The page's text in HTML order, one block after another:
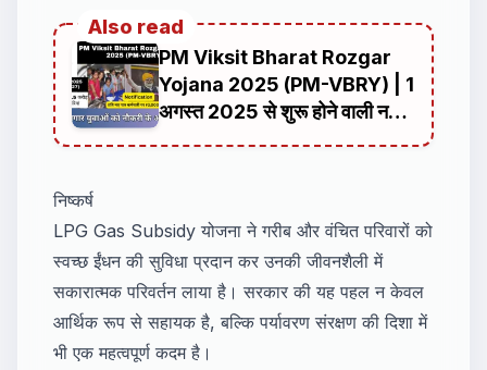
Also read
PM Viksit Bharat Rozgar
Yojana 2025 (PM-VBRY) | 1
अगस्त 2025 से शुरू होने वाली नई
निष्कर्ष
LPG Gas Subsidy योजना ने गरीब और वंचित परिवारों को
स्वच्छ ईंधन की सुविधा प्रदान कर उनकी जीवनशैली में
सकारात्मक परिवर्तन लाया है। सरकार की यह पहल न केवल
आर्थिक रूप से सहायक है, बल्कि पर्यावरण संरक्षण की दिशा में
भी एक महत्वपूर्ण कदम है।